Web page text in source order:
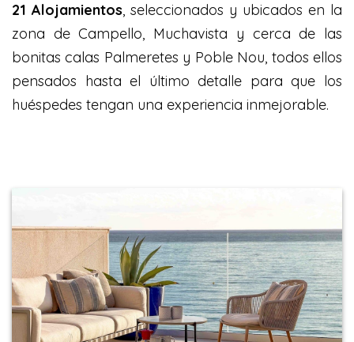
21 Alojamientos, seleccionados y ubicados en la
zona de Campello, Muchavista y cerca de las
bonitas calas Palmeretes y Poble Nou, todos ellos
pensados hasta el último detalle para que los
huéspedes tengan una experiencia inmejorable.